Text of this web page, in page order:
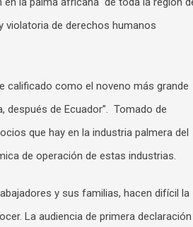
violatoria de derechos humanos
calificado como el noveno más grande
después de Ecuador”. Tomado de
que hay en la industria palmera del
de operación de estas industrias.
y sus familias, hacen difícil la
La audiencia de primera declaración